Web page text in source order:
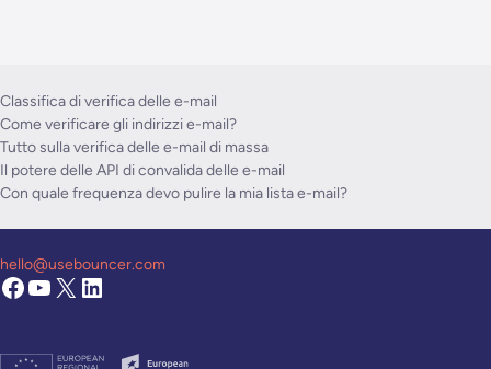
Classifica di verifica delle e-mail
Come verificare gli indirizzi e-mail?
Tutto sulla verifica delle e-mail di massa
Il potere delle API di convalida delle e-mail
Con quale frequenza devo pulire la mia lista e-mail?
hello@usebouncer.com